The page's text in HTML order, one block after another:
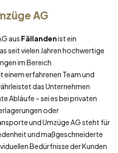
AG
aus Fällandenist ein
seit vielen Jahren hochwertige
im Bereich
einem erfahrenen Team und
das Unternehmen
Abläufe – sei es bei privaten
oder
und Umzüge AG steht für
und maßgeschneiderte
Bedürfnisse der Kunden